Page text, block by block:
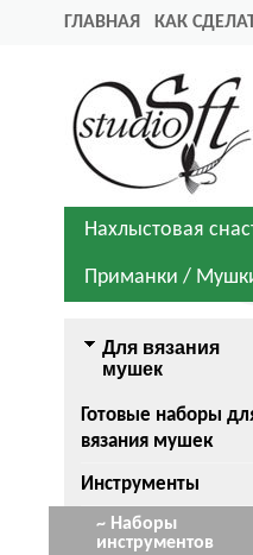
ГЛАВНАЯ КАК
Нахлыстовая
Приманки /
Для вязания
мушек
Готовые наборы
вязания мушек
Инструменты
~ Наборы
инструментов